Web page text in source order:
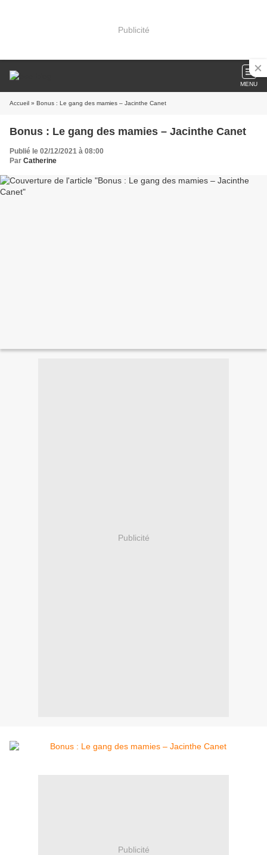
Publicité
MENU
Accueil » Bonus : Le gang des mamies – Jacinthe Canet
Bonus : Le gang des mamies – Jacinthe Canet
Publié le 02/12/2021 à 08:00
Par Catherine
Publicité
Publicité